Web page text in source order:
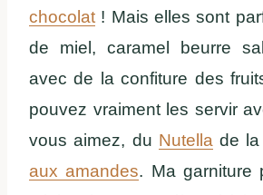
chocolat ! Mais elles sont
de miel, caramel beurre
avec de la confiture des
pouvez vraiment les servir
vous aimez, du Nutellade la
aux amandes. Ma garniture